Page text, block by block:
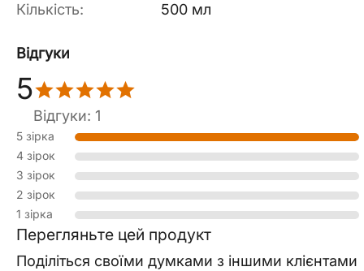
Кількість:
500 мл
Відгуки
5
Відгуки: 1
5 зірка
4 зірок
3 зірок
2 зірок
1 зірка
Перегляньте цей продукт
Поділіться своїми думками з іншими клієнтами